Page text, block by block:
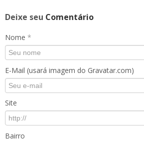
Deixe seu Comentário
Nome *
E-Mail (usará imagem do Gravatar.com)
Site
Bairro